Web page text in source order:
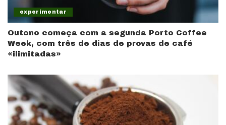
experimentar
Outono começa com a segunda Porto Coffee
Week, com três de dias de provas de café
«ilimitadas»